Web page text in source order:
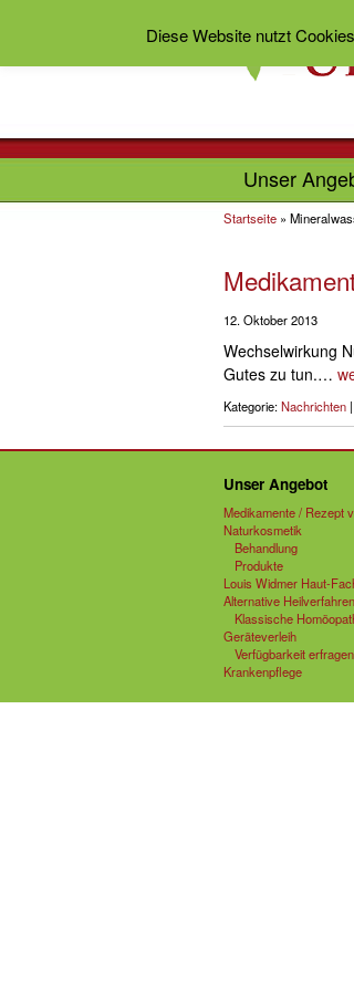
Unser
Startseite »
12. Oktober 2013
Wechselwirkung
Gutes zu tun.…
Kategorie:Nachrichten
Unser Angebot
Medikamente / Rezept
Naturkosmetik
Behandlung
Produkte
Louis Widmer Haut-
Alternative Heilverfahren
Klassische
Geräteverleih
Verfügbarkeit erfragen
Krankenpflege
Diese Website nutzt